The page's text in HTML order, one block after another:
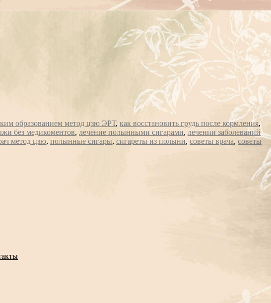
образованием метод цзю ЭРТ, как восстановить грудь после кормления,
без медикоментов, лечение полынными сигарами, лечении заболеваний
метод цзю, полынные сигары, сигареты из полыни, советы врача, советы